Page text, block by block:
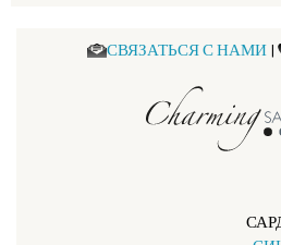
СВЯЗАТЬСЯ С НАМИ |